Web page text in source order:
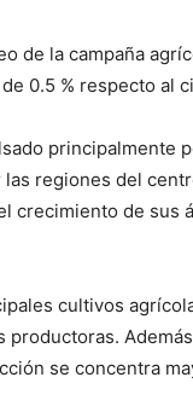
de la campaña
0.5 % respecto al
principalmente
regiones del
crecimiento de sus
cultivos
productoras.
se concentra